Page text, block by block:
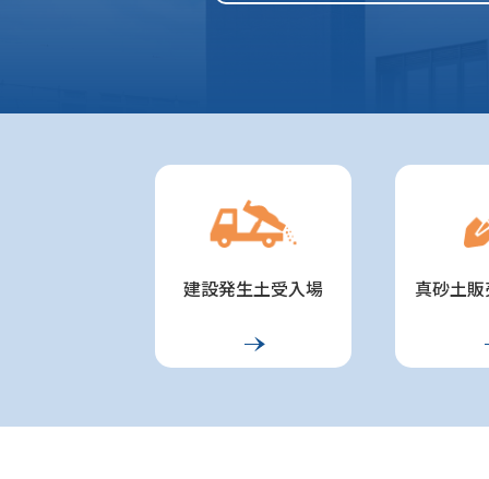
建設発生土受入場 真砂土